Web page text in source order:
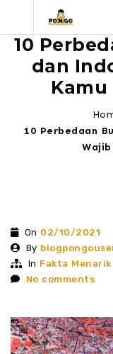
10
dan
Kamu
10 Perbedaan
On 02/10/2021
By
In Fakta Menarik
No comments